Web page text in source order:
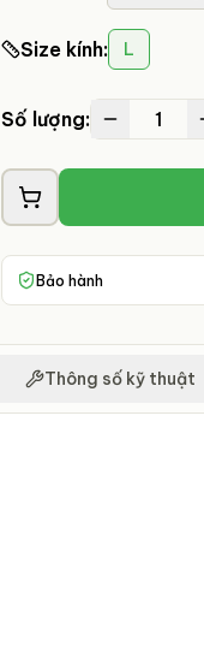
Size kính: L
Số lượng: 1
Bảo hành
Thông số kỹ thuật